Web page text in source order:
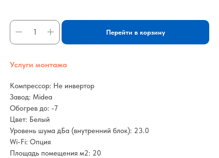
Перейти в корзину
Услуги монтажа
Компрессор: Не инвертор
Завод: Midea
Обогрев до: -7
Цвет: Белый
Уровень шума дБа (внутренний блок): 23.0
Wi-Fi: Опция
Площадь помещения м2: 20